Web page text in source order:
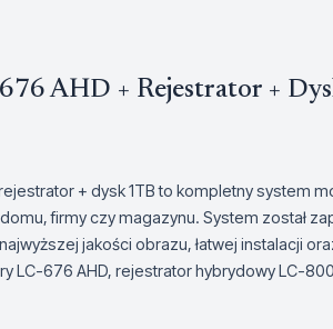
AHD + Rejestrator +
+ dysk 1TB to kompletny system
firmy czy magazynu. System został
jakości obrazu, łatwej instalacji
LC-676 AHD, rejestrator hybrydowy LC-